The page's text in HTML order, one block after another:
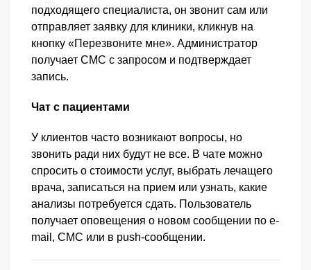
подходящего специалиста, он звонит сам или
отправляет заявку для клиники, кликнув на
кнопку «Перезвоните мне». Администратор
получает СМС с запросом и подтверждает
запись.
Чат с пациентами
У клиентов часто возникают вопросы, но
звонить ради них будут не все. В чате можно
спросить о стоимости услуг, выбрать лечащего
врача, записаться на прием или узнать, какие
анализы потребуется сдать. Пользователь
получает оповещения о новом сообщении по e-
mail, СМС или в push-сообщении.